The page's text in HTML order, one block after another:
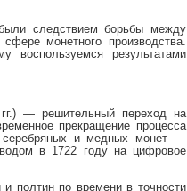
следствием борьбы между
монетного производства.
воспользуемся результатами
— решительный переход на
прекращение процесса
серебряных и медных монет —
в 1722 году на цифровое
полтин по времени в точности